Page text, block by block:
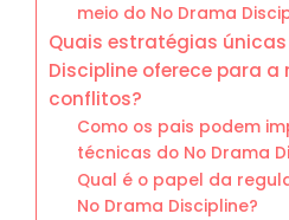
meio do No Drama
Quais estratégias únicas
Discipline oferece para a
conflitos?
Como os pais podem
técnicas do No Drama
Qual é o papel da
No Drama Discipline?